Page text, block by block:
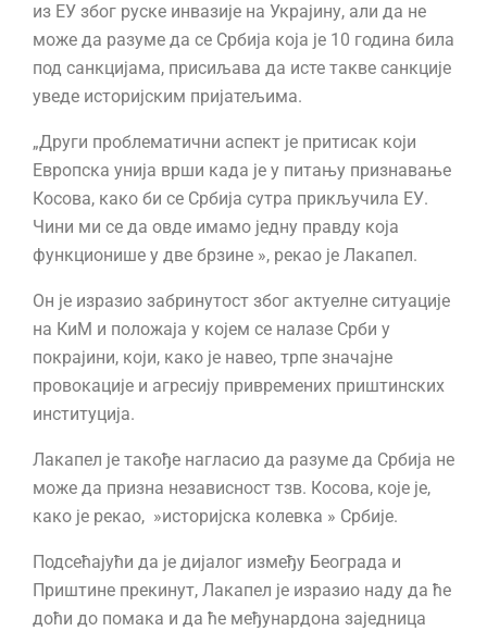
из ЕУ због руске инвазије на Украјину, али да не
може да разуме да се Србија која је 10 година била
под санкцијама, присиљава да исте такве санкције
уведе историјским пријатељима.
„Други проблематични аспект је притисак који
Европска унија врши када је у питању признавање
Косова, како би се Србија сутра прикључила ЕУ.
Чини ми се да овде имамо једну правду која
функционише у две брзине », рекао је Лакапел.
Он је изразио забринутост због актуелне ситуације
на КиМ и положаја у којем се налазе Срби у
покрајини, који, како је навео, трпе значајне
провокације и агресију привремених приштинских
институција.
Лакапел је такође нагласио да разуме да Србија не
може да призна независност тзв. Косова, које је,
како је рекао, »историјска колевка » Србије.
Подсећајући да је дијалог између Београда и
Приштине прекинут, Лакапел је изразио наду да ће
доћи до помака и да ће међунардона заједница